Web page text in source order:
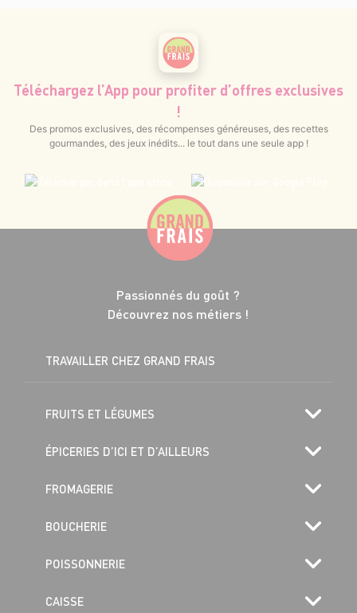
Téléchargez l’App pour profiter d’offres exclusives
!
Des promos exclusives, des récompenses généreuses, des recettes
gourmandes, des jeux inédits... le tout dans une seule app !
Passionnés du goût ?
Découvrez nos métiers !
TRAVAILLER CHEZ GRAND FRAIS
FRUITS ET LÉGUMES
ÉPICERIES D’ICI ET D’AILLEURS
FROMAGERIE
BOUCHERIE
POISSONNERIE
CAISSE